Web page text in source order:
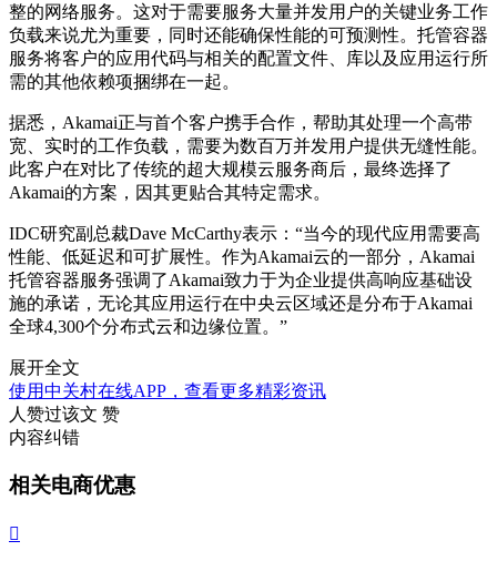
整的网络服务。这对于需要服务大量并发用户的关键业务工作
负载来说尤为重要，同时还能确保性能的可预测性。托管容器
服务将客户的应用代码与相关的配置文件、库以及应用运行所
需的其他依赖项捆绑在一起。
据悉，Akamai正与首个客户携手合作，帮助其处理一个高带
宽、实时的工作负载，需要为数百万并发用户提供无缝性能。
此客户在对比了传统的超大规模云服务商后，最终选择了
Akamai的方案，因其更贴合其特定需求。
IDC研究副总裁Dave McCarthy表示：“当今的现代应用需要高
性能、低延迟和可扩展性。作为Akamai云的一部分，Akamai
托管容器服务强调了Akamai致力于为企业提供高响应基础设
施的承诺，无论其应用运行在中央云区域还是分布于Akamai
全球4,300个分布式云和边缘位置。”
展开全文
使用中关村在线APP，查看更多精彩资讯
人赞过该文 赞
内容纠错
相关电商优惠
